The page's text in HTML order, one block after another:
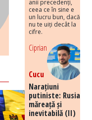
anii precedenți,
ceea ce în sine e
un lucru bun, dacă
nu te uiți decât la
cifre.
Ciprian
Cucu
Narațiuni
putiniste: Rusia
măreață și
inevitabilă (II)